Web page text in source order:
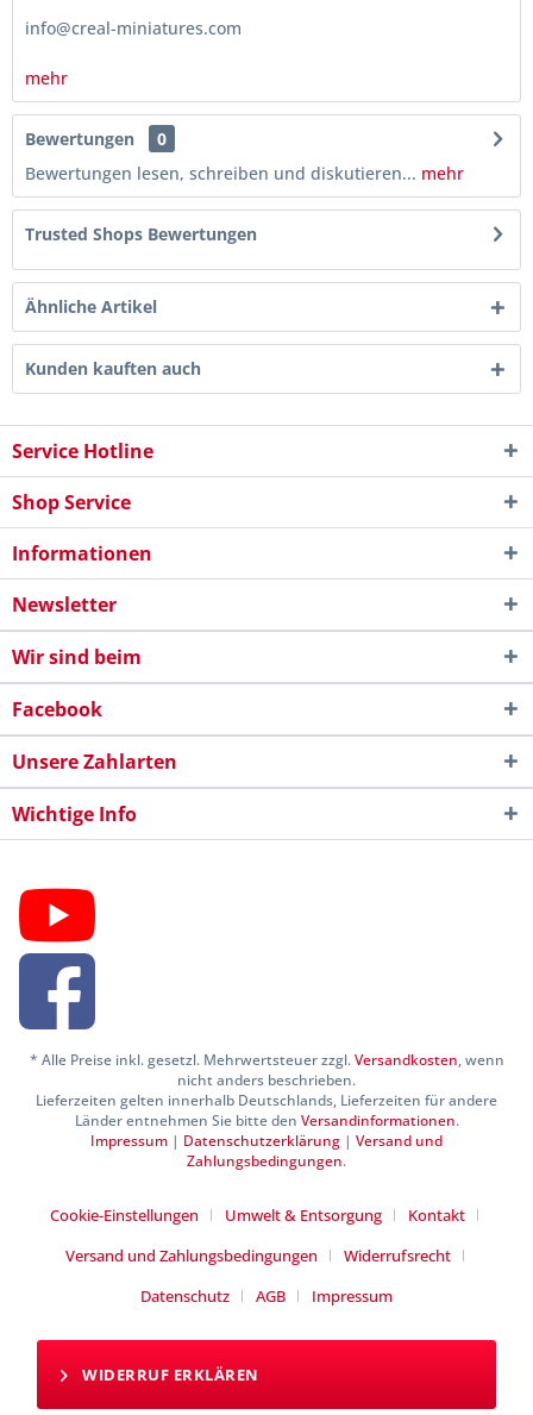
info@creal-miniatures.com
mehr
Bewertungen
0
Bewertungen lesen, schreiben und diskutieren... mehr
Trusted Shops Bewertungen
Ähnliche Artikel
Kunden kauften auch
Service Hotline
Shop Service
Informationen
Newsletter
Wir sind beim
Facebook
Unsere Zahlarten
Wichtige Info
* Alle Preise inkl. gesetzl. Mehrwertsteuer zzgl.Versandkosten, wenn
nicht anders beschrieben.
Lieferzeiten gelten innerhalb Deutschlands, Lieferzeiten für andere
Länder entnehmen Sie bitte den Versandinformationen.
Impressum | Datenschutzerklärung | Versand und
Zahlungsbedingungen.
Cookie-Einstellungen Umwelt & Entsorgung
Kontakt
Versand und Zahlungsbedingungen
Widerrufsrecht
Datenschutz
AGB Impressum
WIDERRUF ERKLÄREN